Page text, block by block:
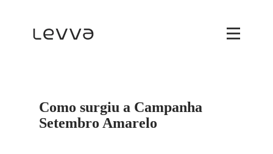
Como surgiu a Campanha
Setembro Amarelo